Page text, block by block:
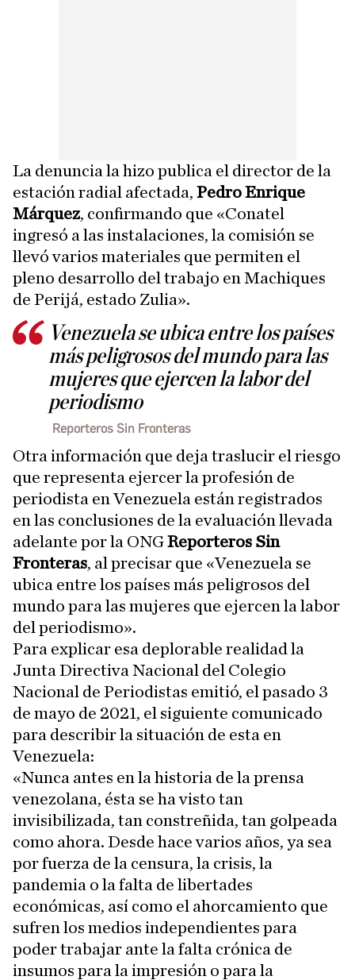
La denuncia la hizo publica el director de la
estación radial afectada, Pedro Enrique
Márquez, confirmando que «Conatel
ingresó a las instalaciones, la comisión se
llevó varios materiales que permiten el
pleno desarrollo del trabajo en Machiques
de Perijá, estado Zulia».
Venezuela se ubica entre los países
más peligrosos del mundo para las
mujeres que ejercen la labor del
periodismo
Reporteros Sin Fronteras
Otra información que deja traslucir el riesgo
que representa ejercer la profesión de
periodista en Venezuela están registrados
en las conclusiones de la evaluación llevada
adelante por la ONGReporteros Sin
Fronteras, al precisar que «Venezuela se
ubica entre los países más peligrosos del
mundo para las mujeres que ejercen la labor
del periodismo».
Para explicar esa deplorable realidad la
Junta Directiva Nacional del Colegio
Nacional de Periodistas emitió, el pasado 3
de mayo de 2021, el siguiente comunicado
para describir la situación de esta en
Venezuela:
«Nunca antes en la historia de la prensa
venezolana, ésta se ha visto tan
invisibilizada, tan constreñida, tan golpeada
como ahora. Desde hace varios años, ya sea
por fuerza de la censura, la crisis, la
pandemia o la falta de libertades
económicas, así como el ahorcamiento que
sufren los medios independientes para
poder trabajar ante la falta crónica de
insumos para la impresión o para la